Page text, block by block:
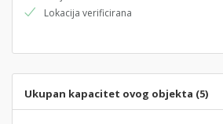
Lokacija verificirana
Ukupan kapacitet ovog objekta (5)